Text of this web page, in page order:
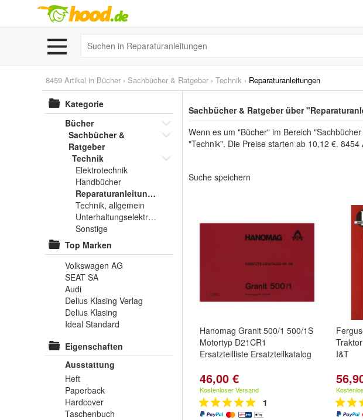
8459 Artikel in Bücher › Sachbücher & Ratgeber › Technik › Reparaturanleitungen
Kategorie
Bücher
Sachbücher &
Ratgeber
Technik
Elektrotechnik
Handbücher
Reparaturanleitungen
Technik, allgemein
Unterhaltungselektronik
Sonstige
Top Marken
Volkswagen AG
SEAT SA
Audi
Delius Klasing Verlag
Delius Klasing
Ideal Standard
Eigenschaften
Ausstattung
Heft
Paperback
Hardcover
Taschenbuch
Sachbücher & Ratgeber über
Wenn es um "Bücher" im Bereich
"Technik". Die Preise starten ab 10,12 €.
Suche speichern
Hanomag Granit 500/1 500/1S
Motortyp D21CR1
Ersatzteilliste Ersatzteilkatalog
46,00 €
Kostenloser Versand
1
I&T